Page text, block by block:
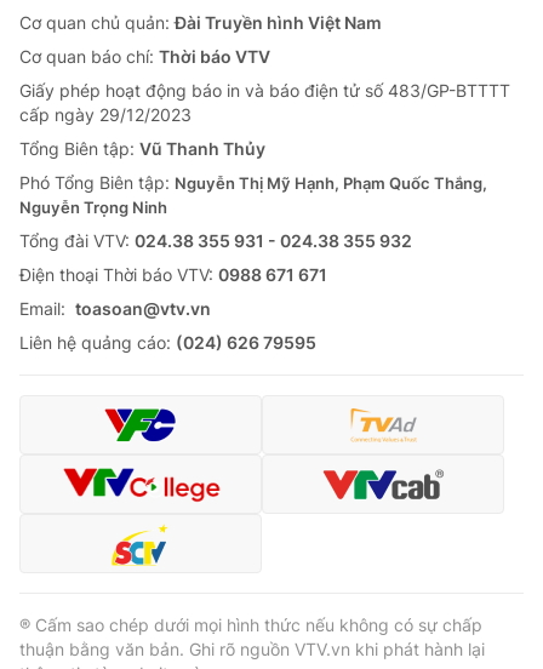
Giải sao mai
Làm đẹp
Chất lượng cuộc sống
Tuyển sinh
Học trực tuyến
Công nghệ
Hitech Công nghệ tương lai
Sản phẩm
Thị trường
Tư vấn
Giao lưu trực tuyến
Lịch phát sóng
Chuyên mục khác
Emagazine Podcast
Video Shorts video
VTV Money
VTV Sức khoẻ Bất động sản
Cơ quan chủ quản:Đài Truyền hình Việt Nam
Cơ quan báo chí: Thời báo VTV
Giấy phép hoạt động báo in và báo điện tử số 483/GP-BTTTT
cấp ngày 29/12/2023
Tổng Biên tập: Vũ Thanh Thủy
Phó Tổng Biên tập: Nguyễn Thị Mỹ Hạnh, Phạm Quốc Thắng,
Nguyễn Trọng Ninh
Tổng đài VTV: 024.38 355 931 - 024.38 355 932
Ðiện thoại Thời báo VTV: 0988 671 671
Email: toasoan@vtv.vn
Liên hệ quảng cáo: (024) 626 79595
® Cấm sao chép dưới mọi hình thức nếu không có sự chấp
thuận bằng văn bản. Ghi rõ nguồn VTV.vn khi phát hành lại